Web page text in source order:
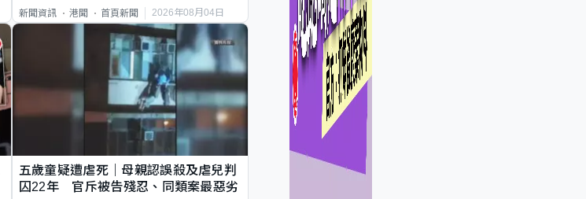
新聞資訊 港聞 首頁新聞 2026年08月04日
五歲童疑遭虐死｜母親認誤殺及虐兒判
囚22年 官斥被告殘忍、同類案最惡劣